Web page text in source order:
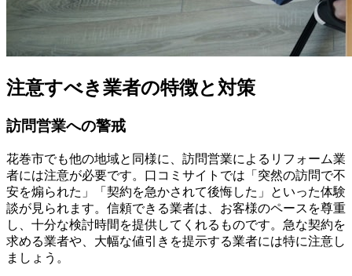
注意すべき業者の特徴と対策
訪問営業への警戒
花巻市でも他の地域と同様に、訪問営業によるリフォーム業
者には注意が必要です。口コミサイトでは「突然の訪問で不
安を煽られた」「契約を急かされて後悔した」といった体験
談が見られます。信頼できる業者は、お客様のペースを尊重
し、十分な検討時間を提供してくれるものです。急な契約を
求める業者や、大幅な値引きを提示する業者には特に注意し
ましょう。